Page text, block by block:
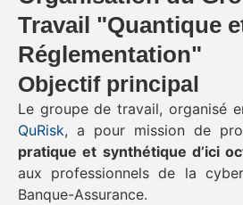
Travail "Quantique
Réglementation"
Objectif principal
Le groupe de travail, organisé
QuRisk, a pour mission de
pratique et synthétique d’ici
aux professionnels de la
Banque-Assurance.